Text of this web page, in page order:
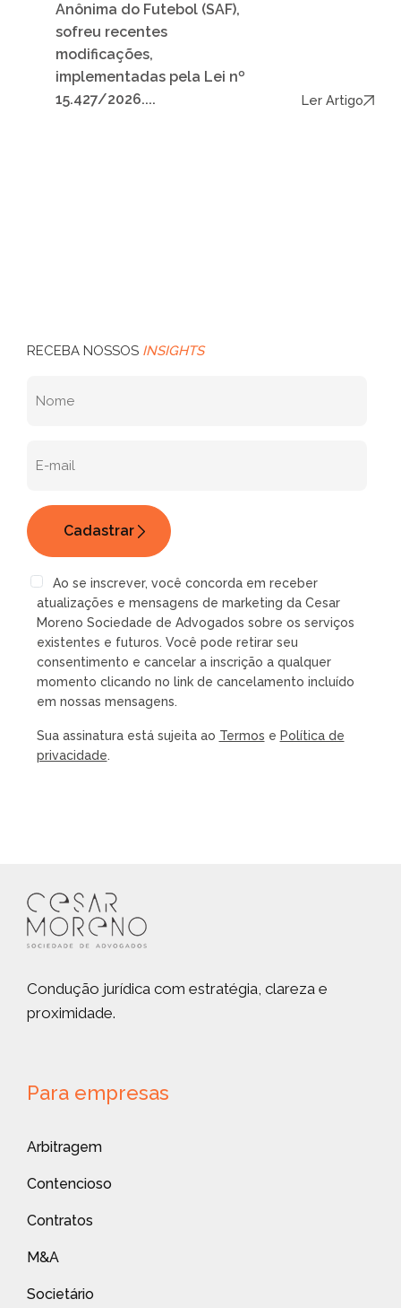
Anônima do Futebol (SAF),
sofreu recentes
modificações,
implementadas pela Lei nº
15.427/2026....
Ler Artigo
RECEBA NOSSOS INSIGHTS
Ao se inscrever, você concorda em receber
atualizações e mensagens de marketing da Cesar
Moreno Sociedade de Advogados sobre os serviços
existentes e futuros. Você pode retirar seu
consentimento e cancelar a inscrição a qualquer
momento clicando no link de cancelamento incluído
em nossas mensagens.
Sua assinatura está sujeita ao Termos e Política de
privacidade.
Condução jurídica com estratégia, clareza e
proximidade.
Para empresas
Arbitragem
Contencioso
Contratos
M&A
Societário